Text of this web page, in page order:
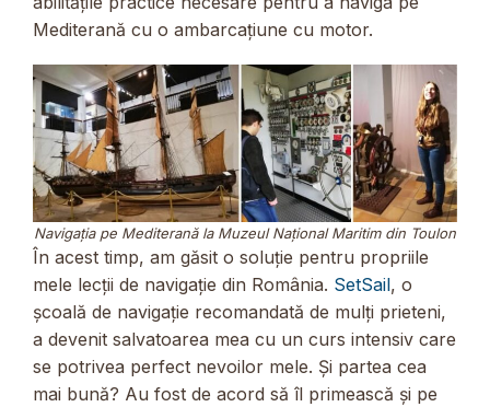
Mediterană cu o ambarcațiune cu motor.
Navigația pe Mediterană la Muzeul Național Maritim din Toulon
În acest timp, am găsit o soluție pentru propriile
mele lecții de navigație din România. SetSail, o
școală de navigație recomandată de mulți prieteni,
a devenit salvatoarea mea cu un curs intensiv care
se potrivea perfect nevoilor mele. Și partea cea
mai bună? Au fost de acord să îl primească și pe